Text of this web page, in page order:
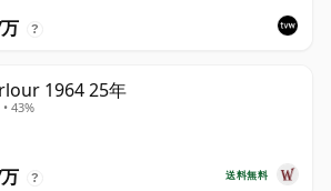
?
1964 25年
43%
送料無料
?